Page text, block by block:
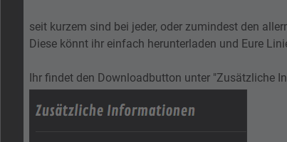
seit kurzem sind bei jeder, oder zumindest den
Diese könnt ihr einfach herunterladen und Eure
Ihr findet den Downloadbutton unter "Zusätzliche